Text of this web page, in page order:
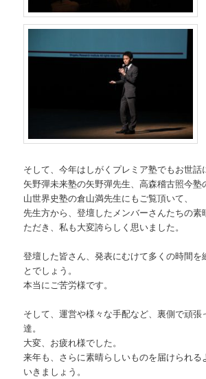
そして、今年はしがくプレミア塾でもお世話
矢野彈未来塾の矢野彈先生、高森稽古照今塾
山世界史塾の倉山満先生にもご覧頂いて、
先生方から、登壇したメンバーさんたちの素
ただき、私も大変誇らしく思いました。
登壇した皆さん、発表にむけて多くの時間を
とでしょう。
本当にご苦労様です。
そして、運営や様々な手配など、 裏側で頑張
達。
大変、お疲れ様でした。
来年も、さらに素晴らしいものを届けられる
いきましょう。